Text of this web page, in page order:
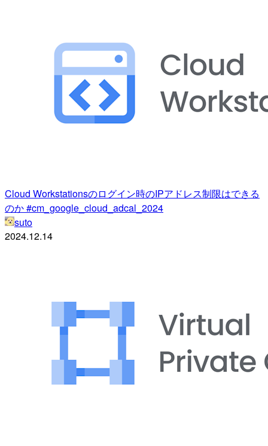
Cloud Workstationsのログイン時のIPアドレス制限はできる
のか #cm_google_cloud_adcal_2024
suto
2024.12.14